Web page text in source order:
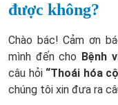
được không?
Chào bác! Cảm ơn
mình đến cho Bệnh
câu hỏi “Thoái hóa
chúng tôi xin đưa ra